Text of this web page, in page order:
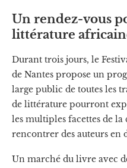
Un rendez-vous
littérature
Durant trois jours, le
de Nantes propose un
large public de toutes les
de littérature pourront
les multiples facettes de
rencontrer des auteurs en
Un marché du livre avec